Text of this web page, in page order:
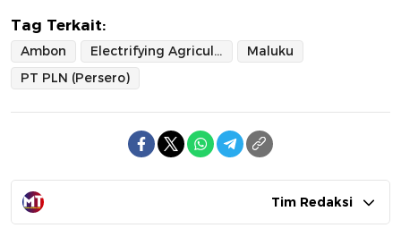
Tag Terkait:
Ambon Electrifying Agriculture
Maluku
PT PLN (Persero)
Tim Redaksi